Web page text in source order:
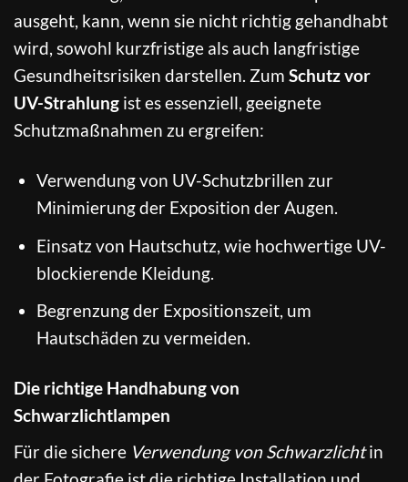
ausgeht, kann, wenn sie nicht richtig gehandhabt
wird, sowohl kurzfristige als auch langfristige
Gesundheitsrisiken darstellen. Zum Schutz vor
UV-Strahlung ist es essenziell, geeignete
Schutzmaßnahmen zu ergreifen:
Verwendung von UV-Schutzbrillen zur
Minimierung der Exposition der Augen.
Einsatz von Hautschutz, wie hochwertige UV-
blockierende Kleidung.
Begrenzung der Expositionszeit, um
Hautschäden zu vermeiden.
Die richtige Handhabung von
Schwarzlichtlampen
Für die sichere Verwendung von Schwarzlichtin